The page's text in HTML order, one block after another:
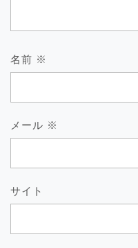
名前 ※
メール ※
サイト